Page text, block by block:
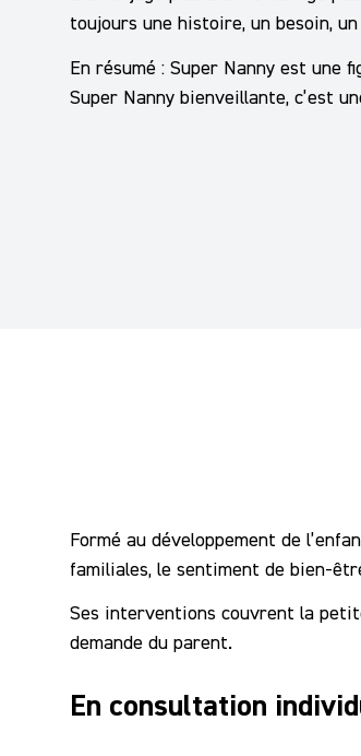
toujours une histoire, un besoin,
En résumé : Super Nanny est une
Super Nanny bienveillante, c’est
Formé au développement de
familiales, le sentiment de bien-
Ses interventions couvrent la
demande du parent.
En consultation